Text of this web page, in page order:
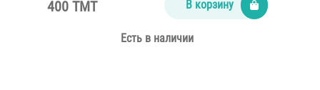
400 TMT В корзину
Есть в наличии